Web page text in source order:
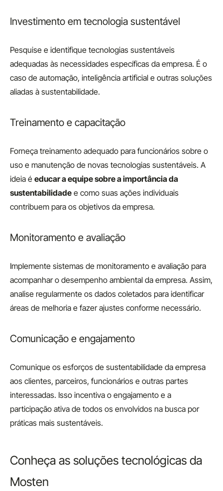
Investimento em tecnologia sustentável
Pesquise e identifique tecnologias sustentáveis
adequadas às necessidades específicas da empresa. É o
caso de automação, inteligência artificial e outras soluções
aliadas à sustentabilidade.
Treinamento e capacitação
Forneça treinamento adequado para funcionários sobre o
uso e manutenção de novas tecnologias sustentáveis. A
ideia é educar a equipe sobre a importância da
sustentabilidade e como suas ações individuais
contribuem para os objetivos da empresa.
Monitoramento e avaliação
Implemente sistemas de monitoramento e avaliação para
acompanhar o desempenho ambiental da empresa. Assim,
analise regularmente os dados coletados para identificar
áreas de melhoria e fazer ajustes conforme necessário.
Comunicação e engajamento
Comunique os esforços de sustentabilidade da empresa
aos clientes, parceiros, funcionários e outras partes
interessadas. Isso incentiva o engajamento e a
participação ativa de todos os envolvidos na busca por
práticas mais sustentáveis.
Conheça as soluções tecnológicas da
Mosten